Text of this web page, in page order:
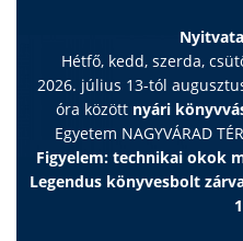
Hétfő, kedd, szerda,
2026. július 13-tól
óra között nyári
Egyetem NAGYVÁRAD
Figyelem: technikai okok
Legendus könyvesbolt